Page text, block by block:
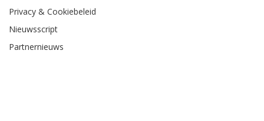
Privacy & Cookiebeleid
Nieuwsscript
Partnernieuws